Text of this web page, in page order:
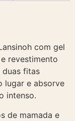
com gel
revestimento
duas fitas
lugar e absorve
intenso.
de mamada e